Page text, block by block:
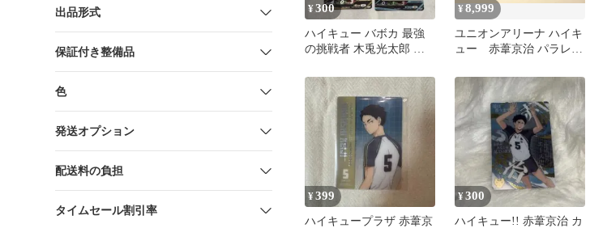
出品形式
保証付き整備品
色
発送オプション
配送料の負担
タイムセール割引率
¥300
ハイキュー バボカ 最強
の挑戦者 木兎光太郎 赤
売り
¥8,999
ユニオンアリーナ ハイキ
ュー 赤葦京治 パラレ
¥399
ハイキュープラザ 赤葦京
¥300
ハイキュー!! 赤葦京治 カ